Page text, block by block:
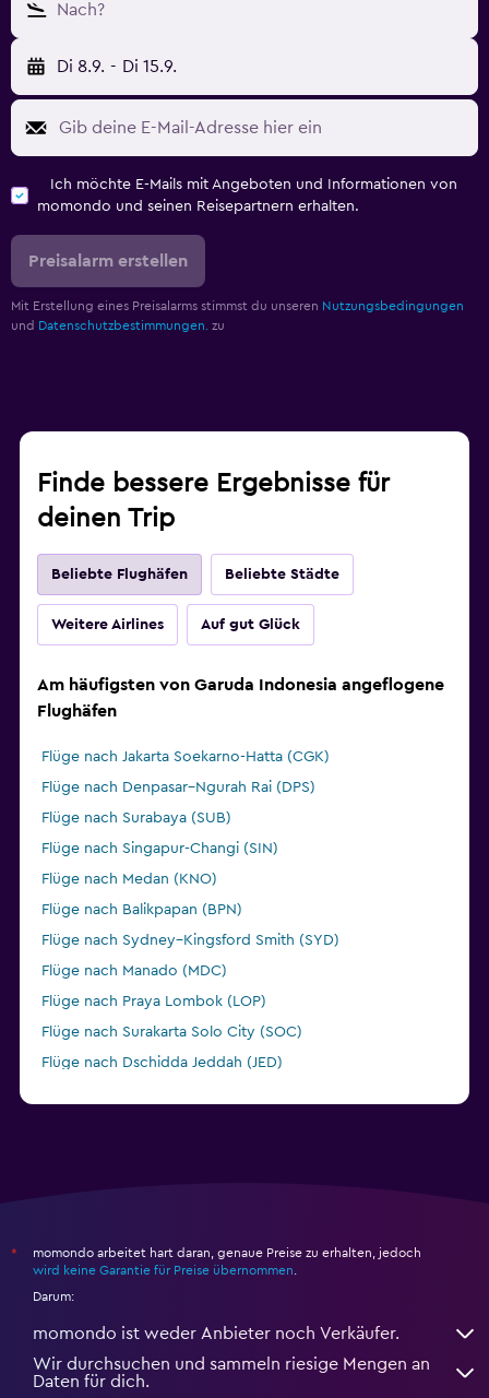
Nach?
Di 8.9. - Di 15.9.
Ich möchte E-Mails mit Angeboten und Informationen von
momondo und seinen Reisepartnern erhalten.
Preisalarm erstellen
Mit Erstellung eines Preisalarms stimmst du unseren Nutzungsbedingungen
und Datenschutzbestimmungen. zu
Finde bessere Ergebnisse für
deinen Trip
Beliebte Flughäfen Beliebte Städte
Weitere Airlines Auf gut Glück
Am häufigsten von Garuda Indonesia angeflogene
Flughäfen
Flüge nach Jakarta Soekarno-Hatta (CGK)
Flüge nach Denpasar–Ngurah Rai (DPS)
Flüge nach Surabaya (SUB)
Flüge nach Singapur-Changi (SIN)
Flüge nach Medan (KNO)
Flüge nach Balikpapan (BPN)
Flüge nach Sydney–Kingsford Smith (SYD)
Flüge nach Manado (MDC)
Flüge nach Praya Lombok (LOP)
Flüge nach Surakarta Solo City (SOC)
Flüge nach Dschidda Jeddah (JED)
*
momondo arbeitet hart daran, genaue Preise zu erhalten, jedoch
wird keine Garantie für Preise übernommen
Darum:
momondo ist weder Anbieter noch Verkäufer.
Wir durchsuchen und sammeln riesige Mengen an
Daten für dich.